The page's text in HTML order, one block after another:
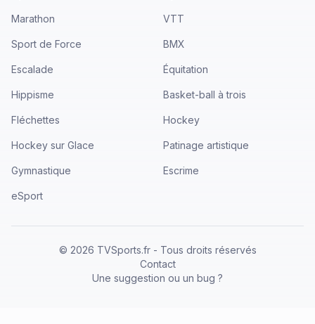
Marathon VTT
Sport de Force BMX
Escalade Équitation
Hippisme Basket-ball à trois
Fléchettes Hockey
Hockey sur Glace Patinage artistique
Gymnastique Escrime
eSport
© 2026 TVSports.fr - Tous droits réservés
Contact
Une suggestion ou un bug ?